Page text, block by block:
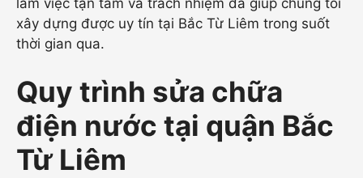
xây dựng được uy tín tại Bắc Từ Liêm trong suốt
thời gian qua.
Quy trình sửa chữa
điện nước tại quận Bắc
Từ Liêm